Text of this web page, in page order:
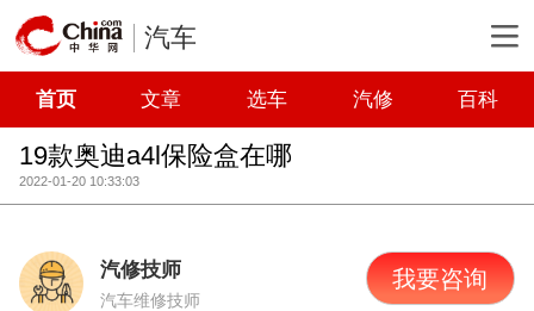
汽车
首页 文章 选车 汽修 百科
19款奥迪a4l保险盒在哪
2022-01-20 10:33:03
汽修技师
汽车维修技师
我要咨询